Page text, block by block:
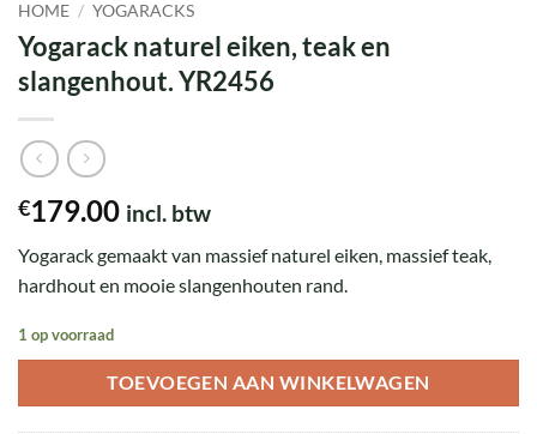
HOME / YOGARACKS
Yogarack naturel eiken, teak en
slangenhout. YR2456
€179.00 incl. btw
Yogarack gemaakt van massief naturel eiken, massief teak,
hardhout en mooie slangenhouten rand.
1 op voorraad
TOEVOEGEN AAN WINKELWAGEN